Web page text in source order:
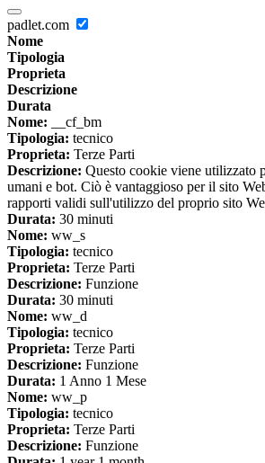
padlet.com
Nome
Tipologia
Proprieta
Descrizione
Durata
Nome: __cf_bm
Tipologia: tecnico
Proprieta: Terze Parti
Descrizione: Questo cookie viene utilizzato
umani e bot. Ciò è vantaggioso per il sito
rapporti validi sull'utilizzo del proprio sito
Durata: 30 minuti
Nome: ww_s
Tipologia: tecnico
Proprieta: Terze Parti
Descrizione: Funzione
Durata: 30 minuti
Nome: ww_d
Tipologia: tecnico
Proprieta: Terze Parti
Descrizione: Funzione
Durata: 1 Anno 1 Mese
Nome: ww_p
Tipologia: tecnico
Proprieta: Terze Parti
Descrizione: Funzione